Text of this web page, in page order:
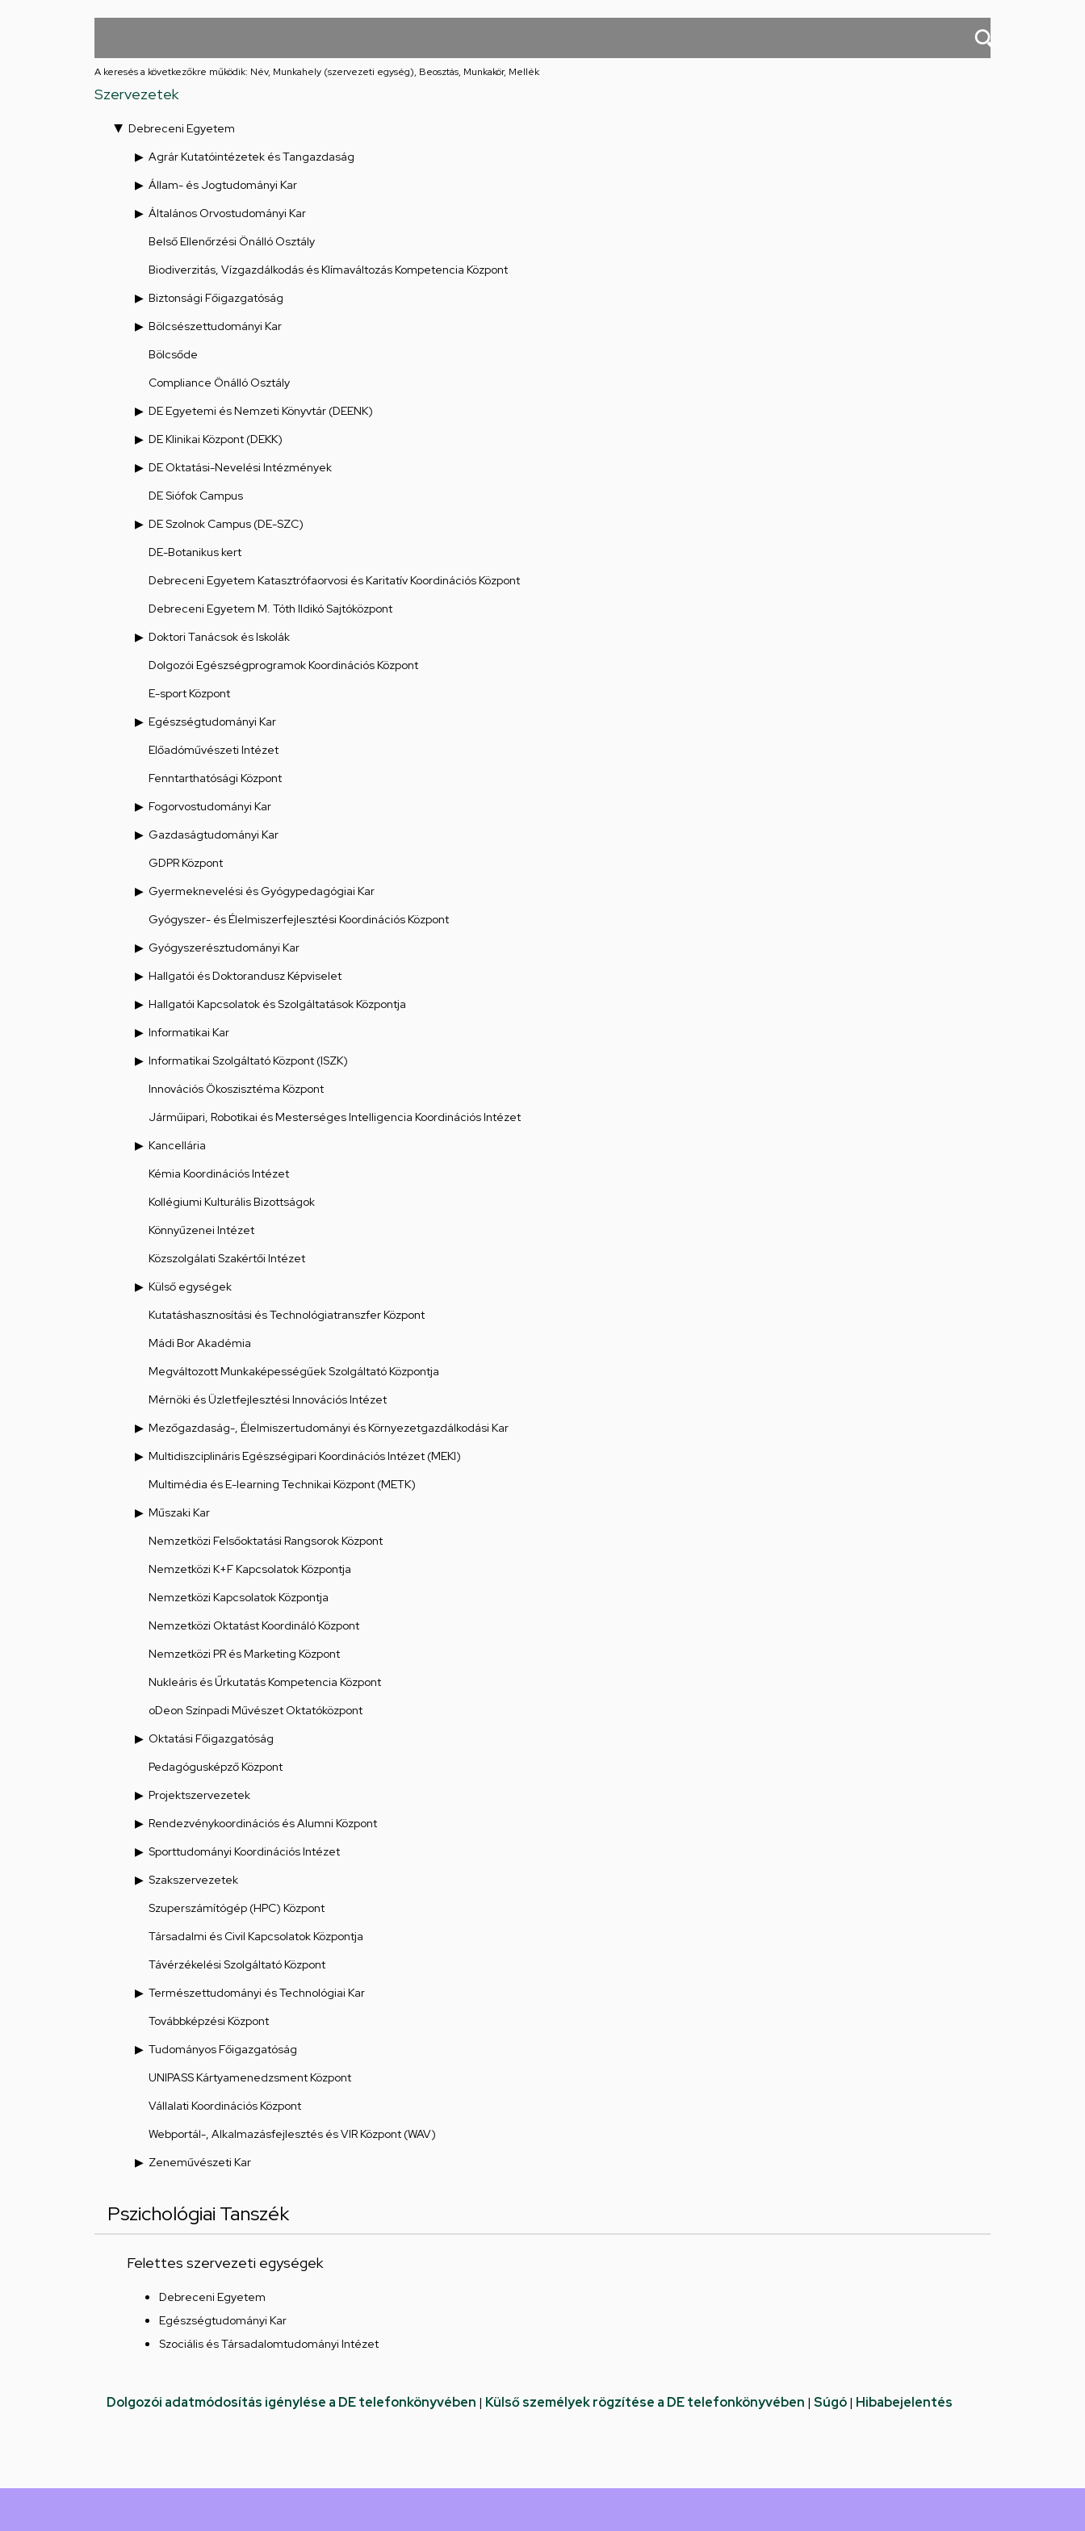
Iskolája
feladatellátási
A keresés a következőkre működik: Név, Munkahely (szervezeti egység), Beosztás, Munkakör, Mellék
Szervezetek
Debreceni Egyetem
Agrár Kutatóintézetek és Tangazdaság
Állam- és Jogtudományi Kar
Általános Orvostudományi Kar
Belső Ellenőrzési Önálló Osztály
Biodiverzitás, Vízgazdálkodás és Klímaváltozás Kompetencia Központ
Biztonsági Főigazgatóság
Bölcsészettudományi Kar
Bölcsőde
Compliance Önálló Osztály
DE Egyetemi és Nemzeti Könyvtár (DEENK)
DE Klinikai Központ (DEKK)
DE Oktatási-Nevelési Intézmények
DE Siófok Campus
DE Szolnok Campus (DE-SZC)
DE-Botanikus kert
Debreceni Egyetem Katasztrófaorvosi és Karitatív Koordinációs Központ
Debreceni Egyetem M. Tóth Ildikó Sajtóközpont
Doktori Tanácsok és Iskolák
Dolgozói Egészségprogramok Koordinációs Központ
E-sport Központ
Egészségtudományi Kar
Előadóművészeti Intézet
Fenntarthatósági Központ
Fogorvostudományi Kar
Gazdaságtudományi Kar
GDPR Központ
Gyermeknevelési és Gyógypedagógiai Kar
Gyógyszer- és Élelmiszerfejlesztési Koordinációs Központ
Gyógyszerésztudományi Kar
Hallgatói és Doktorandusz Képviselet
Hallgatói Kapcsolatok és Szolgáltatások Központja
Informatikai Kar
Informatikai Szolgáltató Központ (ISZK)
Innovációs Ökoszisztéma Központ
Járműipari, Robotikai és Mesterséges Intelligencia Koordinációs Intézet
Kancellária
Kémia Koordinációs Intézet
Kollégiumi Kulturális Bizottságok
Könnyűzenei Intézet
Közszolgálati Szakértői Intézet
Külső egységek
Kutatáshasznosítási és Technológiatranszfer Központ
Mádi Bor Akadémia
Megváltozott Munkaképességűek Szolgáltató Központja
Mérnöki és Üzletfejlesztési Innovációs Intézet
Mezőgazdaság-, Élelmiszertudományi és Környezetgazdálkodási Kar
Multidiszciplináris Egészségipari Koordinációs Intézet (MEKI)
Multimédia és E-learning Technikai Központ (METK)
Műszaki Kar
Nemzetközi Felsőoktatási Rangsorok Központ
Nemzetközi K+F Kapcsolatok Központja
Nemzetközi Kapcsolatok Központja
Nemzetközi Oktatást Koordináló Központ
Nemzetközi PR és Marketing Központ
Nukleáris és Űrkutatás Kompetencia Központ
oDeon Színpadi Művészet Oktatóközpont
Oktatási Főigazgatóság
Pedagógusképző Központ
Projektszervezetek
Rendezvénykoordinációs és Alumni Központ
Sporttudományi Koordinációs Intézet
Szakszervezetek
Szuperszámítógép (HPC) Központ
Társadalmi és Civil Kapcsolatok Központja
Távérzékelési Szolgáltató Központ
Természettudományi és Technológiai Kar
Továbbképzési Központ
Tudományos Főigazgatóság
UNIPASS Kártyamenedzsment Központ
Vállalati Koordinációs Központ
Webportál-, Alkalmazásfejlesztés és VIR Központ (WAV)
Zeneművészeti Kar
Pszichológiai Tanszék
Felettes szervezeti egységek
Debreceni Egyetem
Egészségtudományi Kar
Szociális és Társadalomtudományi Intézet
Dolgozói adatmódosítás igénylése a DE telefonkönyvében | Külső személyek rögzítése a DE telefonkönyvében | Súgó| Hibabejelentés